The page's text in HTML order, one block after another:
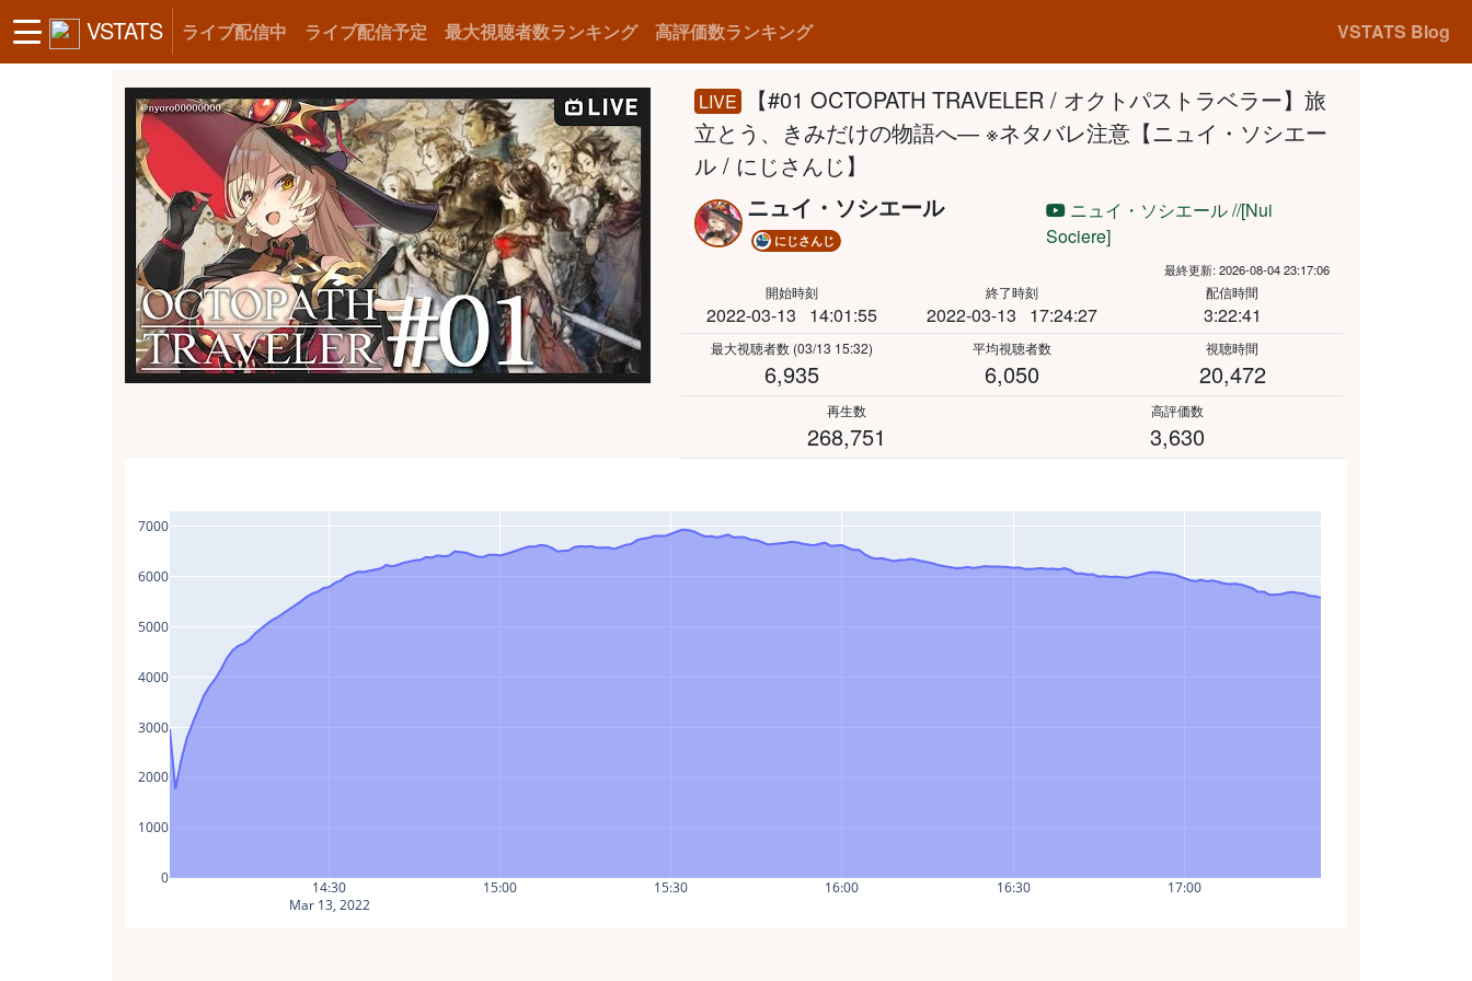
VSTATS ライブ配信中 ライブ配信予定 最大視聴者数ランキング 高評価数ランキング VSTATS Blog
LIVE
【#01 OCTOPATH TRAVELER / オクトパストラベラー】旅
立とう、きみだけの物語へ― ※ネタバレ注意【ニュイ・ソシエー
ル / にじさんじ】
ニュイ・ソシエール
にじさんじ
ニュイ・ソシエール //[Nui
Sociere]
最終更新: 2026-08-04 23:17:06
開始時刻
2022-03-13 14:01:55
終了時刻
2022-03-13 17:24:27
配信時間
3:22:41
最大視聴者数 (03/13 15:32)
6,935
平均視聴者数
6,050
視聴時間
20,472
再生数
268,751
高評価数
3,630
14:30
Mar 13, 2022
15:00 15:30 16:00 16:30 17:00
0
1000
2000
3000
4000
5000
6000
7000